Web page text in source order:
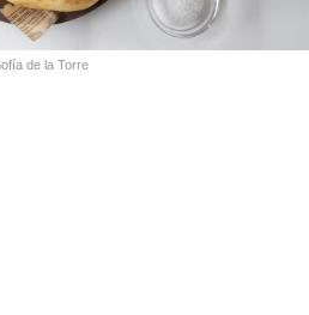
de la Torre